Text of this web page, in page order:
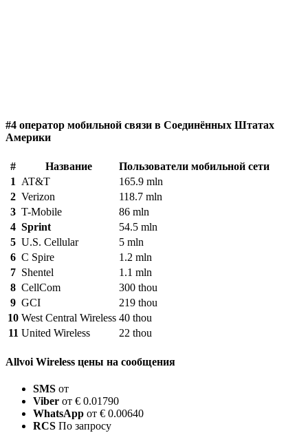
#4 оператор мобильной связи в Соединённых Штатах
Америки
# Название
Пользователи мобильной сети
1
AT&T
165.9 mln
2 Verizon
118.7 mln
3 T-Mobile
86 mln
4 Sprint
54.5 mln
5 U.S. Cellular
5 mln
6 C Spire
1.2 mln
7 Shentel
1.1 mln
8 CellCom
300 thou
9 GCI
219 thou
10 West Central Wireless 40 thou
11 United Wireless 22 thou
Allvoi Wireless цены на сообщения
SMS от
Viber от € 0.01790
WhatsApp от € 0.00640
RCS По запросу